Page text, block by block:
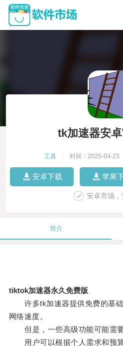
tk加速器安
工具 时间：2025-04-23
安卓下载 苹果
安卓市场
简介
tiktok加速器永久免费版
许多tk加速器提供免费的基础
网络速度。
但是，一些高级功能可能需要
用户可以根据个人需求和预算